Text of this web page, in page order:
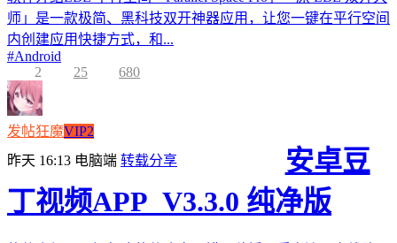
师」是一款极简、黑科技双开神器应用，让您一键在平行空间
内创建应用快捷方式，和...
#Android
2
25 680
发帖狂魔VIP2
昨天 16:13 电脑端 转载分享
安卓豆
丁视频APP_V3.3.0 纯净版